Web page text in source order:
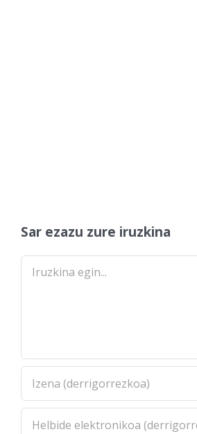
Sar ezazu zure iruzkina
Comment